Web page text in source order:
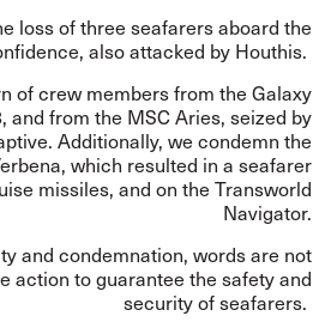
loss of three seafarers aboard the
also attacked by Houthis.
of crew members from the Galaxy
and from the MSC Aries, seized by
Additionally, we condemn the
which resulted in a seafarer
missiles, and on the Transworld
Navigator.
and condemnation, words are not
action to guarantee the safety and
security of seafarers.